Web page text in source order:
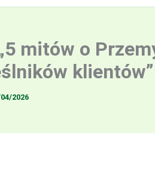
mitów o
klientów”
2026